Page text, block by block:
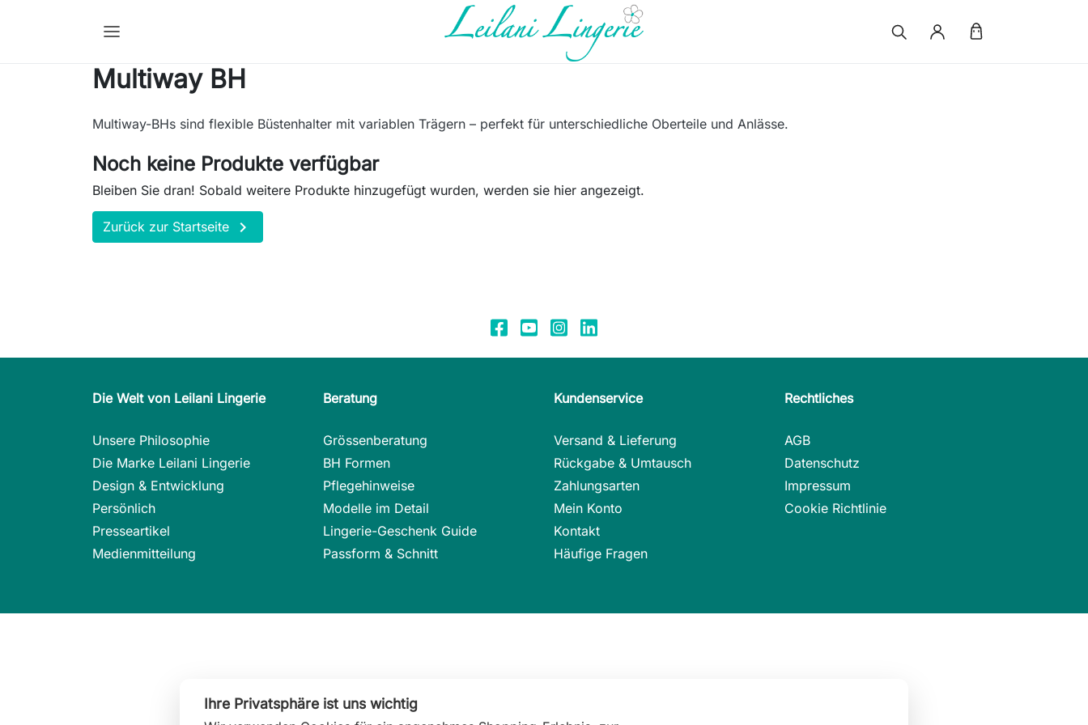
Multiway BH
Multiway-BHs sind flexible Büstenhalter mit variablen Trägern – perfekt für unterschiedliche Oberteile und Anlässe.
Noch keine Produkte verfügbar
Bleiben Sie dran! Sobald weitere Produkte hinzugefügt wurden, werden sie hier angezeigt.
Zurück zur Startseite 
Die Welt von Leilani Lingerie
Unsere Philosophie
Die Marke Leilani Lingerie
Design & Entwicklung
Persönlich
Presseartikel
Medienmitteilung
Beratung
Grössenberatung
BH Formen
Pflegehinweise
Modelle im Detail
Lingerie-Geschenk Guide
Passform & Schnitt
Kundenservice
Versand & Lieferung
Rückgabe & Umtausch
Zahlungsarten
Mein Konto
Kontakt
Häufige Fragen
Rechtliches
AGB
Datenschutz
Impressum
Cookie Richtlinie
Ihre Privatsphäre ist uns wichtig